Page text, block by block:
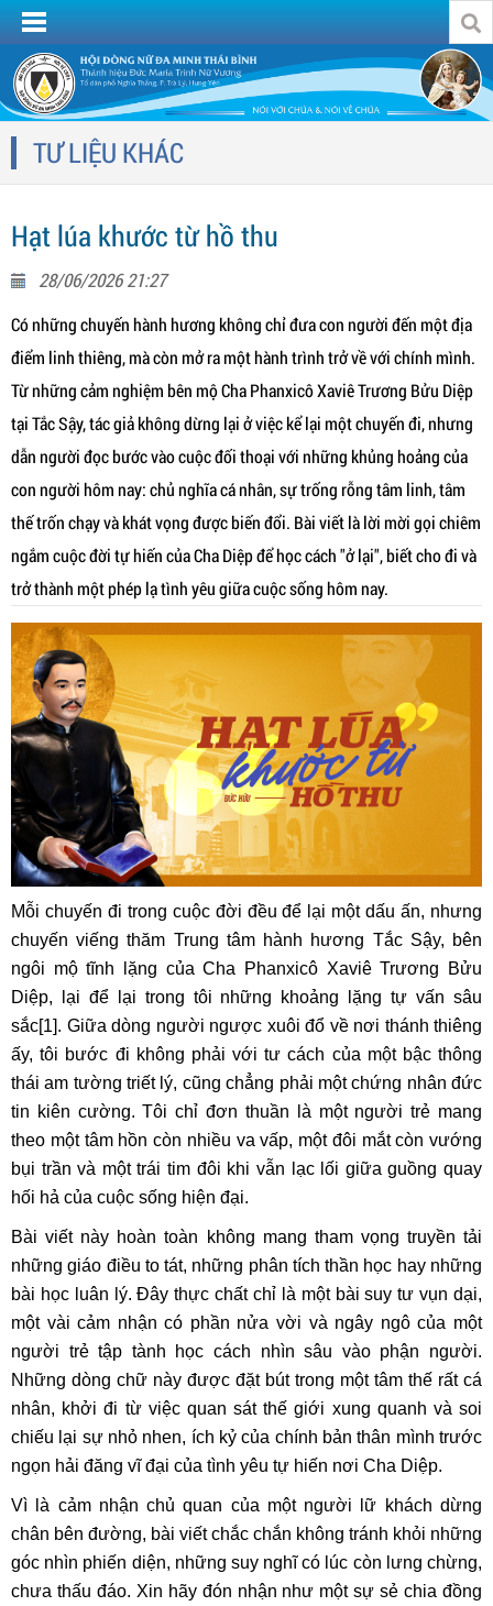
TƯ LIỆU KHÁC
Hạt lúa khước từ hồ thu
28/06/2026 21:27
Có những chuyến hành hương không chỉ đưa con người đến một địa
điểm linh thiêng, mà còn mở ra một hành trình trở về với chính mình.
Từ những cảm nghiệm bên mộ Cha Phanxicô Xaviê Trương Bửu Diệp
tại Tắc Sậy, tác giả không dừng lại ở việc kể lại một chuyến đi, nhưng
dẫn người đọc bước vào cuộc đối thoại với những khủng hoảng của
con người hôm nay: chủ nghĩa cá nhân, sự trống rỗng tâm linh, tâm
thế trốn chạy và khát vọng được biến đổi. Bài viết là lời mời gọi chiêm
ngắm cuộc đời tự hiến của Cha Diệp để học cách "ở lại", biết cho đi và
trở thành một phép lạ tình yêu giữa cuộc sống hôm nay.
Mỗi chuyến đi trong cuộc đời đều để lại một dấu ấn, nhưng
chuyến viếng thăm Trung tâm hành hương Tắc Sậy, bên
ngôi mộ tĩnh lặng của Cha Phanxicô Xaviê Trương Bửu
Diệp, lại để lại trong tôi những khoảng lặng tự vấn sâu
sắc [1] . Giữa dòng người ngược xuôi đổ về nơi thánh thiêng
ấy, tôi bước đi không phải với tư cách của một bậc thông
thái am tường triết lý, cũng chẳng phải một chứng nhân đức
tin kiên cường. Tôi chỉ đơn thuần là một người trẻ mang
theo một tâm hồn còn nhiều va vấp, một đôi mắt còn vướng
bụi trần và một trái tim đôi khi vẫn lạc lối giữa guồng quay
hối hả của cuộc sống hiện đại.
Bài viết này hoàn toàn không mang tham vọng truyền tải
những giáo điều to tát, những phân tích thần học hay những
bài học luân lý. Đây thực chất chỉ là một bài suy tư vụn dại,
một vài cảm nhận có phần nửa vời và ngây ngô của một
người trẻ tập tành học cách nhìn sâu vào phận người.
Những dòng chữ này được đặt bút trong một tâm thế rất cá
nhân, khởi đi từ việc quan sát thế giới xung quanh và soi
chiếu lại sự nhỏ nhen, ích kỷ của chính bản thân mình trước
ngọn hải đăng vĩ đại của tình yêu tự hiến nơi Cha Diệp.
Vì là cảm nhận chủ quan của một người lữ khách dừng
chân bên đường, bài viết chắc chắn không tránh khỏi những
góc nhìn phiến diện, những suy nghĩ có lúc còn lưng chừng,
chưa thấu đáo. Xin hãy đón nhận như một sự sẻ chia đồng